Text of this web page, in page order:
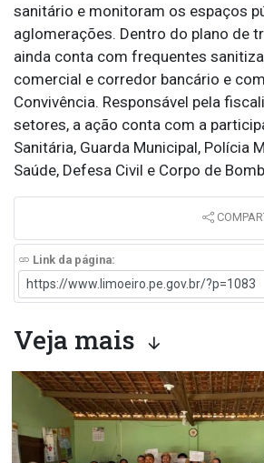
sanitário e monitoram os espaços
aglomerações. Dentro do plano de
ainda conta com frequentes
comercial e corredor bancário e
Convivência. Responsável pela
setores, a ação conta com a
Sanitária, Guarda Municipal, Polícia
Saúde, Defesa Civil e Corpo de
Link da página:
Veja mais